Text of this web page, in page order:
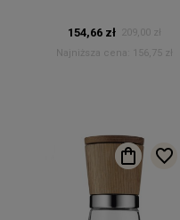
154,66 zł 209,00 zł
Najniższa cena:
156,75 zł